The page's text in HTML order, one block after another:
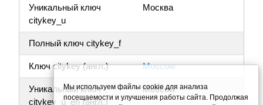
Уникальный ключ
citykey_u
Москва
Полный ключ citykey_f
Ключ citykey (англ.) Moscow
Уникальный ключ
citykey_u_en (англ.)
Moscow
Мы используем файлы cookie для анализа
посещаемости и улучшения работы сайта. Продолжая